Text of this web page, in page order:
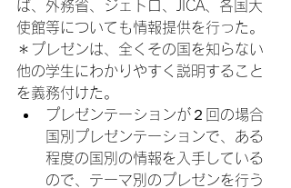
ば、外務省、ジェトロ、JICA、各国大
使館等についても情報提供を行った。
＊プレゼンは、全くその国を知らない
他の学生にわかりやすく説明すること
を義務付けた。
プレゼンテーションが２回の場合
国別プレゼンテーションで、ある
程度の国別の情報を入手している
ので、テーマ別のプレゼンを行う